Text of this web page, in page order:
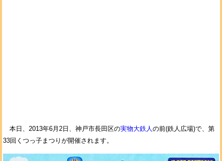
本日、2013年6月2日、神戸市長田区の実物大鉄人の前(鉄人広場)で、第
33回くつっ子まつりが開催されます。